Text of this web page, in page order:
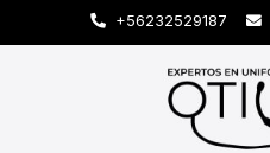
+56232529187